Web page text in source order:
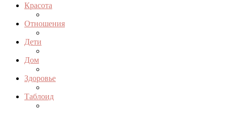
Красота
Отношения
Дети
Дом
Здоровье
Таблоид